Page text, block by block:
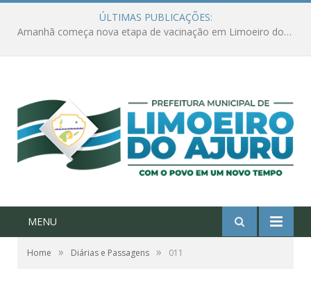
ÚLTIMAS PUBLICAÇÕES:
Ações de combate à Covid-19 na região ribeirinha de Limoeiro do Ajuru continuam
MENU
Home » Diárias e Passagens » 011